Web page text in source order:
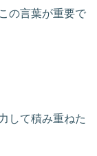
の言葉が重要で
して積み重ねた